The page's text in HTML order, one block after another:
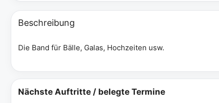
Beschreibung
Die Band für Bälle, Galas, Hochzeiten usw.
Nächste Auftritte / belegte Termine